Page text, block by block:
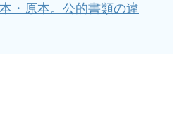
・原本。公的書類の違